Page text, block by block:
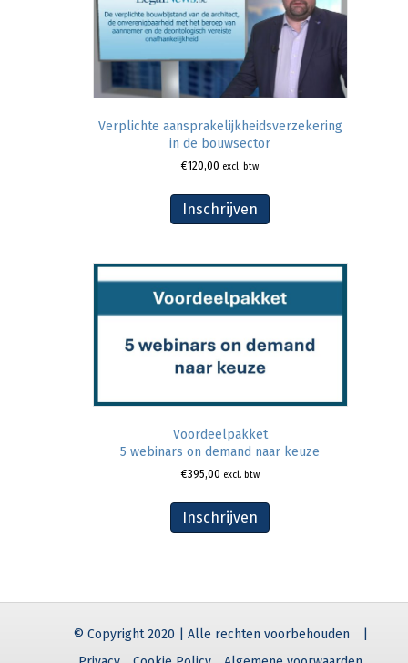
Verplichte aansprakelijkheidsverzekering
in de bouwsector
€120,00 excl. btw
Inschrijven
Voordeelpakket
5 webinars on demand naar keuze
€395,00 excl. btw
Inschrijven
© Copyright 2020 | Alle rechten voorbehouden